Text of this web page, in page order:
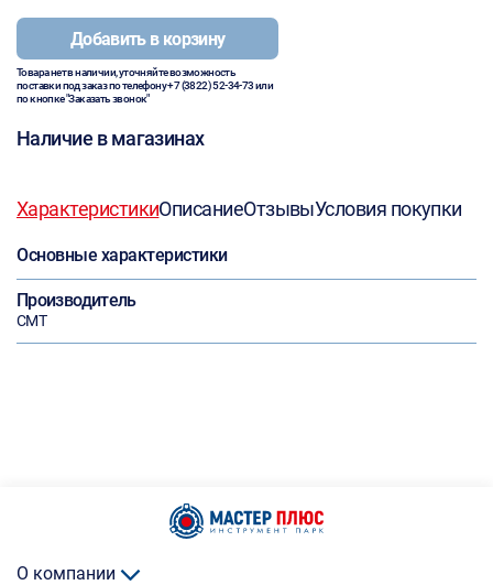
Добавить в корзину
Товара нет в наличии, уточняйте возможность
поставки под заказ по телефону+7 (3822) 52-34-73или
по кнопке "Заказать звонок"
Наличие в магазинах
ХарактеристикиОписаниеОтзывыУсловия покупки
Основные характеристики
Производитель
CMT
О компании